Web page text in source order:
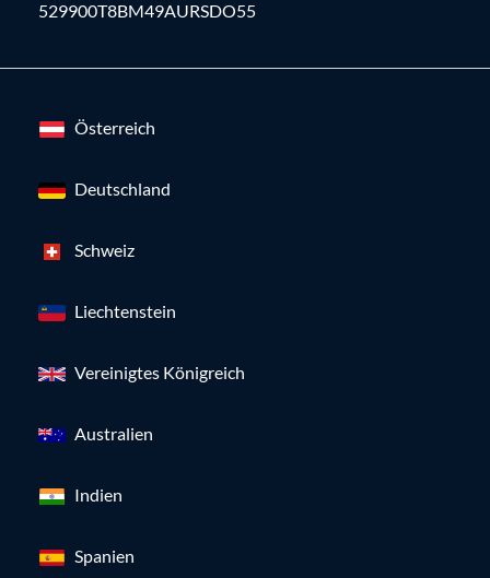
529900T8BM49AURSDO55
Österreich
Deutschland
Schweiz
Liechtenstein
Vereinigtes Königreich
Australien
Indien
Spanien